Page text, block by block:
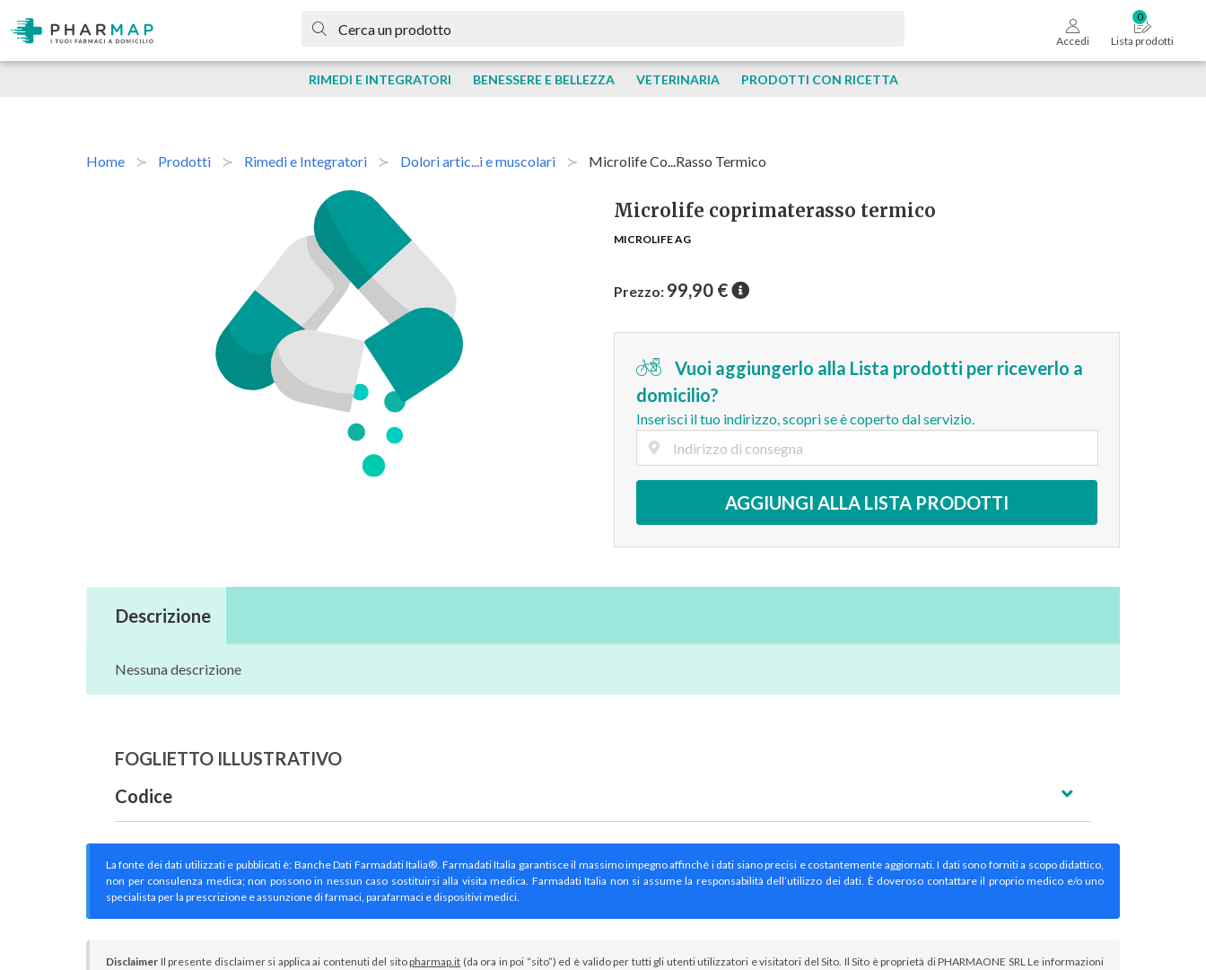
Accedi Lista prodotti
RIMEDI E INTEGRATORI BENESSERE E BELLEZZA VETERINARIA PRODOTTI CON RICETTA
Home Prodotti Rimedi e Integratori Dolori artic...i e muscolari Microlife Co...rasso Termico
Microlife coprimaterasso termico
MICROLIFE AG
Prezzo: 99,90 €
Vuoi aggiungerlo alla Lista prodotti per riceverlo a
domicilio?
Inserisci il tuo indirizzo, scopri se è coperto dal servizio.
AGGIUNGI ALLA LISTA PRODOTTI
Descrizione
Nessuna descrizione
FOGLIETTO ILLUSTRATIVO
Codice
La fonte dei dati utilizzati e pubblicati è: Banche Dati Farmadati Italia®. Farmadati Italia garantisce il massimo impegno affinché i dati siano precisi e costantemente aggiornati. I dati sono forniti a scopo didattico,
non per consulenza medica; non possono in nessun caso sostituirsi alla visita medica. Farmadati Italia non si assume la responsabilità dell’utilizzo dei dati. È doveroso contattare il proprio medico e/o uno
specialista per la prescrizione e assunzione di farmaci, parafarmaci e dispositivi medici.
Disclaimer Il presente disclaimer si applica ai contenuti del sitopharmap.it (da ora in poi “sito”) ed è valido per tutti gli utenti utilizzatori e visitatori del Sito. Il Sito è proprietà di PHARMAONE SRL Le informazioni